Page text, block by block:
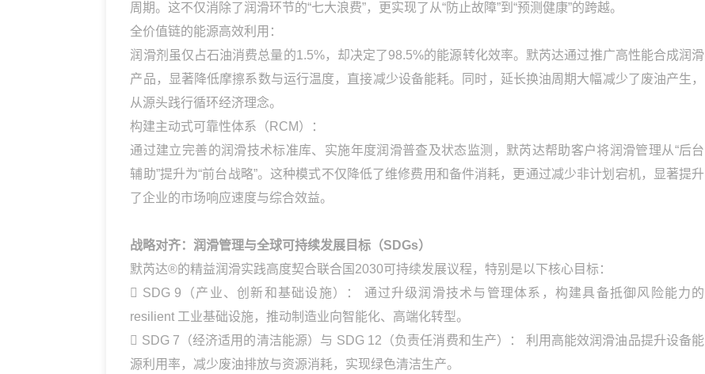
周期。这不仅消除了润滑环节的“七大浪费”，更实现了从“防止故障”到“预测健康”的跨越。
全价值链的能源高效利用：
润滑剂虽仅占石油消费总量的1.5%，却决定了98.5%的能源转化效率。默芮达通过推广高性能合成润滑
产品，显著降低摩擦系数与运行温度，直接减少设备能耗。同时，延长换油周期大幅减少了废油产生，
从源头践行循环经济理念。
构建主动式可靠性体系（RCM）：
通过建立完善的润滑技术标准库、实施年度润滑普查及状态监测，默芮达帮助客户将润滑管理从“后台
辅助”提升为“前台战略”。这种模式不仅降低了维修费用和备件消耗，更通过减少非计划宕机，显著提升
了企业的市场响应速度与综合效益。
战略对齐：润滑管理与全球可持续发展目标（SDGs）
默芮达®的精益润滑实践高度契合联合国2030可持续发展议程，特别是以下核心目标：
 SDG 9（产业、创新和基础设施）： 通过升级润滑技术与管理体系，构建具备抵御风险能力的
resilient 工业基础设施，推动制造业向智能化、高端化转型。
 SDG 7（经济适用的清洁能源）与 SDG 12（负责任消费和生产）： 利用高能效润滑油品提升设备能
源利用率，减少废油排放与资源消耗，实现绿色清洁生产。